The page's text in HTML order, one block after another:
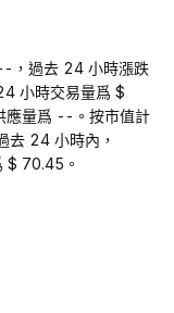
，過去 24 小時漲跌
小時交易量爲 $
應量爲 --。按市值計
去 24 小時內，
$ 70.45。